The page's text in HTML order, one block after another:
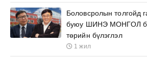
Боловсролын толгойд
буюу ШИНЭ МОНГОЛ
төрийн бүлэглэл
1 жил